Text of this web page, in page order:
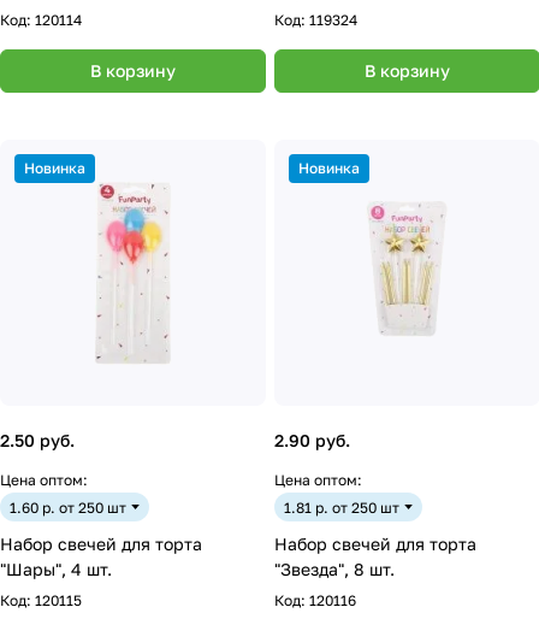
Код: 120114
В корзину
Код: 119324
В корзину
Новинка
2.50 руб.
Цена оптом:
1.60 р. от 250 шт
Набор свечей для торта
"Шары", 4 шт.
Код: 120115
Новинка
2.90 руб.
Цена оптом:
1.81 р. от 250 шт
Набор свечей для торта
"Звезда", 8 шт.
Код: 120116